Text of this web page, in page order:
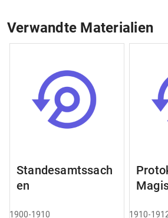
Verwandte Materialien
Standesamtssach
en
1900-1910 1910-